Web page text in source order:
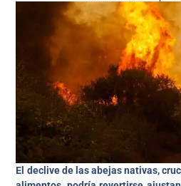
El declive de las abejas nativas,